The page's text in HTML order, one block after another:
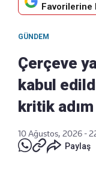
Favorilerine
GÜNDEM
Çerçeve
kabul
kritik adım
10 Ağustos, 2026 -
Paylaş